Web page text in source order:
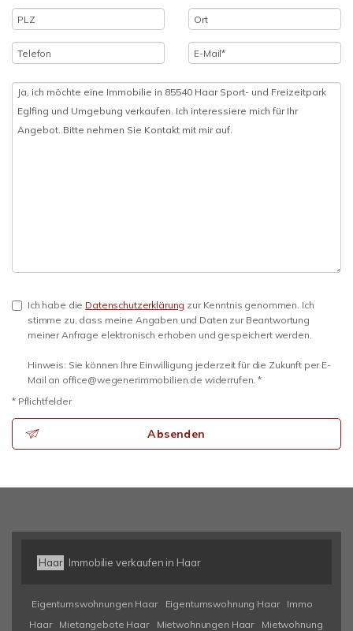
Ich habe die Datenschutzerklärung zur Kenntnis genommen. Ich
stimme zu, dass meine Angaben und Daten zur Beantwortung
meiner Anfrage elektronisch erhoben und gespeichert werden.
Hinweis: Sie können Ihre Einwilligung jederzeit für die Zukunft per E-
Mail an office@wegenerimmobilien.de widerrufen. *
* Pflichtfelder
Absenden
Haar Immobilie verkaufen in Haar
Eigentumswohnungen Haar Eigentumswohnung Haar
Immo
Haar
Mietangebote Haar Mietwohnungen Haar
Mietwohnung